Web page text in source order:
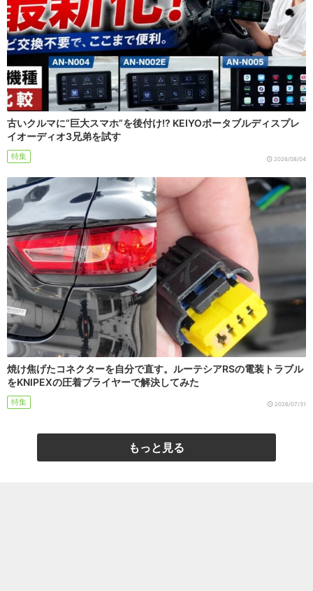
古いクルマに“巨大スマホ”を後付け!? KEIYOポータブルディスプレ
イオーディオ3兄弟を試す
特集 2026/08/04
焼け焦げたコネクターを自分で直す。ルーテシアRSの電装トラブル
をKNIPEXの圧着プライヤーで解決してみた
特集 2026/07/31
もっと見る